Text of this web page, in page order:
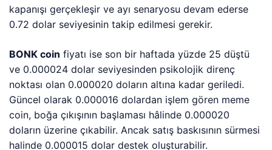
kapanışı gerçekleşir ve ayı senaryosu devam ederse
0.72 dolar seviyesinin takip edilmesi gerekir.
BONK coin fiyatı ise son bir haftada yüzde 25 düştü
ve 0.000024 dolar seviyesinden psikolojik direnç
noktası olan 0.000020 doların altına kadar geriledi.
Güncel olarak 0.000016 dolardan işlem gören meme
coin, boğa çıkışının başlaması hâlinde 0.000020
doların üzerine çıkabilir. Ancak satış baskısının sürmesi
halinde 0.000015 dolar destek oluşturabilir.